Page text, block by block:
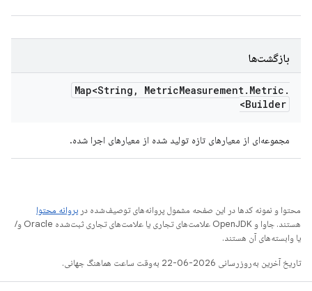
بازگشت‌ها
Map<String , MetricMeasurement. Metric .
Builder>
مجموعه‌ای از معیارهای تازه تولید شده از معیارهای اجرا شده.
محتوا و نمونه کدها در این صفحه مشمول پروانه‌های توصیف‌شده در پروانه محتوا
هستند. جاوا و OpenJDK علامت‌های تجاری یا علامت‌های تجاری ثبت‌شده Oracle و/
یا وابسته‌های آن هستند.
تاریخ آخرین به‌روزرسانی 2026-06-22 به‌وقت ساعت هماهنگ جهانی.